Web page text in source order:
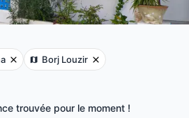
Borj Louzir
trouvée pour le moment !